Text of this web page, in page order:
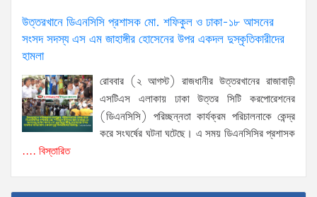
উত্তরখানে ডিএনসিসি প্রশাসক মো. শফিকুল ও ঢাকা-১৮ আসনের
সংসদ সদস্য এস এম জাহাঙ্গীর হোসেনের উপর একদল দুস্কৃতিকারীদের
হামলা
রোববার (২ আগস্ট) রাজধানীর উত্তরখানের রাজাবাড়ী
এসটিএস এলাকায় ঢাকা উত্তর সিটি করপোরেশনের
(ডিএনসিসি) পরিচ্ছন্নতা কার্যক্রম পরিচালনাকে কেন্দ্র
করে সংঘর্ষের ঘটনা ঘটেছে। এ সময় ডিএনসিসির প্রশাসক
.... বিস্তারিত